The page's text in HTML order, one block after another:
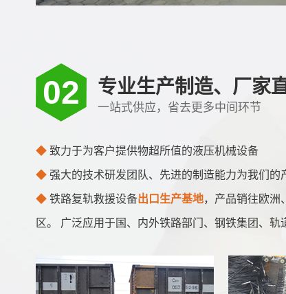
02 专业生产制造、厂家
一站式供应，省去更多中间环节
◆ 致力于为客户提供物超所值的液压机械设备
◆ 强大的技术研发团队、先进的制造能力为我们的
◆ 铁路复轨救援设备出口生产基地，产品销往欧洲
区。 广泛应用于国、内外铁路部门、钢铁集团、轨